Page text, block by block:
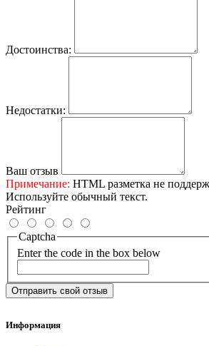
Достоинства:
Недостатки:
Ваш отзыв
Примечание: HTML разметка не
Используйте обычный текст.
Рейтинг
Captcha
Enter the code in the box below
Отправить свой отзыв
Информация